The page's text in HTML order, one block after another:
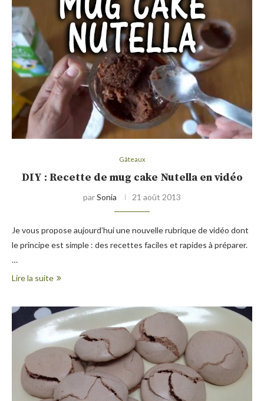
Gâteaux
DIY : Recette de mug cake Nutella en vidéo
parSonia 21 août 2013
Je vous propose aujourd’hui une nouvelle rubrique de vidéo dont
le principe est simple : des recettes faciles et rapides à préparer.
…
Lire la suite